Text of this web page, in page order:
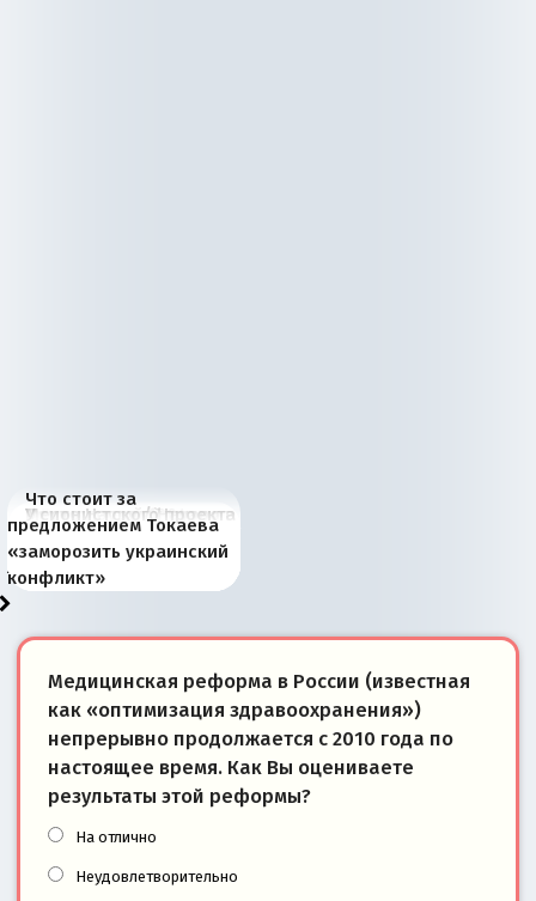
В России назрели
перемены: 15 шагов к
суверенной экономике
Миграционный пожар
Европы
Россия начинает
сбрасывать балласт
Анкориджа
Россия зимой 1904
года: первые уступки во
внутренней политике
Русская нация вчера и
сегодня
Почему правый крах в
Варшаве не поможет её
отношениям с Россией?
Место Науру / Науэро в
современной истории
Южной Осетии
У сионистского проекта
появилось украинское
измерение
Что стоит за
предложением Токаева
«заморозить украинский
конфликт»
Медицинская реформа в России (известная
как «оптимизация здравоохранения»)
непрерывно продолжается с 2010 года по
настоящее время. Как Вы оцениваете
результаты этой реформы?
На отлично
Неудовлетворительно